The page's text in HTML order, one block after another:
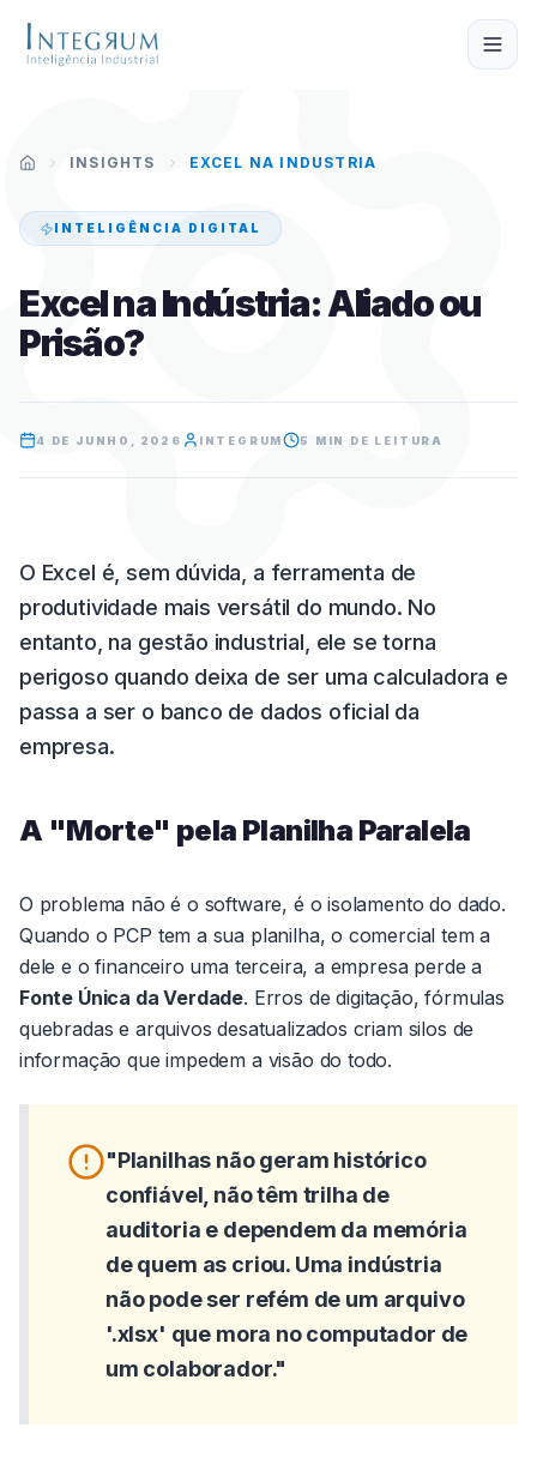
Pular para o conteúdo principal
INSIGHTS EXCEL NA INDUSTRIA
INTELIGÊNCIA DIGITAL
Excel na Indústria: Aliado ou
Prisão?
4 DE JUNHO, 2026 INTEGRUM 5 MIN DE LEITURA
O Excel é, sem dúvida, a ferramenta de
produtividade mais versátil do mundo. No
entanto, na gestão industrial, ele se torna
perigoso quando deixa de ser uma calculadora e
passa a ser o banco de dados oficial da
empresa.
A "Morte" pela Planilha Paralela
O problema não é o software, é o isolamento do dado.
Quando o PCP tem a sua planilha, o comercial tem a
dele e o financeiro uma terceira, a empresa perde a
Fonte Única da Verdade. Erros de digitação, fórmulas
quebradas e arquivos desatualizados criam silos de
informação que impedem a visão do todo.
"Planilhas não geram histórico
confiável, não têm trilha de
auditoria e dependem da memória
de quem as criou. Uma indústria
não pode ser refém de um arquivo
'.xlsx' que mora no computador de
um colaborador."